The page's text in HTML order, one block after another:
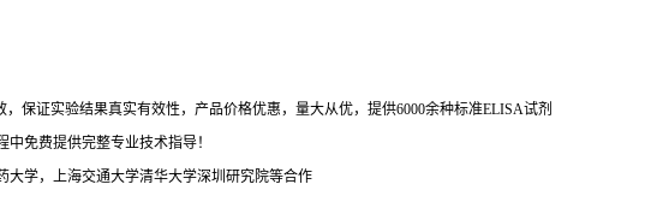
保证实验结果真实有效性，产品价格优惠，量大从优，提供6000余种标准ELISA试剂
免费提供完整专业技术指导！
大学，上海交通大学清华大学深圳研究院等合作